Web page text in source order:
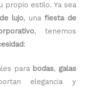
propio estilo. Ya sea
lujo, una fiesta de
, tenemos
:
para bodas, galas
elegancia y